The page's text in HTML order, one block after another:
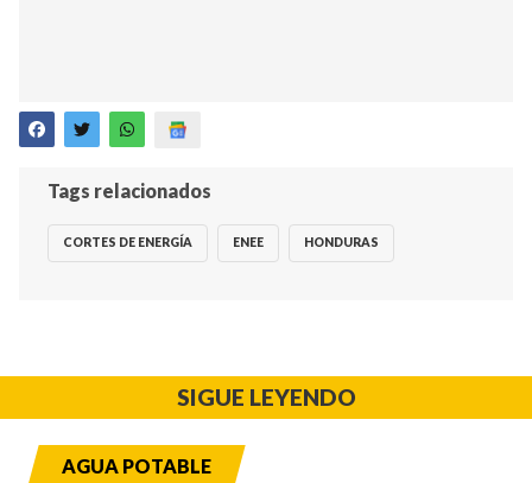
Tags relacionados
CORTES DE ENERGÍA ENEE HONDURAS
SIGUE LEYENDO
AGUA POTABLE